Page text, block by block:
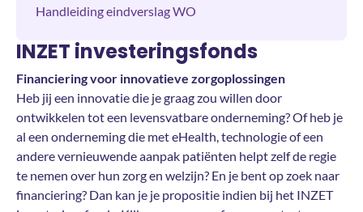
Handleiding eindverslag WO
INZET investeringsfonds
Financiering voor innovatieve zorgoplossingen
Heb jij een innovatie die je graag zou willen door
ontwikkelen tot een levensvatbare onderneming? Of heb je
al een onderneming die met eHealth, technologie of een
andere vernieuwende aanpak patiënten helpt zelf de regie
te nemen over hun zorg en welzijn? En je bent op zoek naar
financiering? Dan kan je je propositie indien bij het INZET